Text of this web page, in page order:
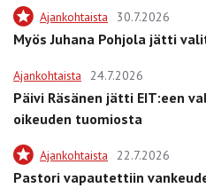
Ajankohtaista 30.7.2026
Myös Juhana Pohjola jätti
Ajankohtaista 24.7.2026
Päivi Räsänen jätti EIT:een
oikeuden tuomiosta
Ajankohtaista 22.7.2026
Pastori vapautettiin